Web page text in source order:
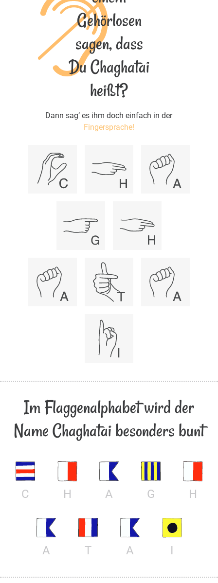
Gehörlosen
sagen, dass
Du Chaghatai
heißt?
Dann sag‘ es ihm doch einfach in der
Fingersprache!
Im Flaggenalphabet wird der
Name Chaghatai besonders bunt
C H A G H
A T A I